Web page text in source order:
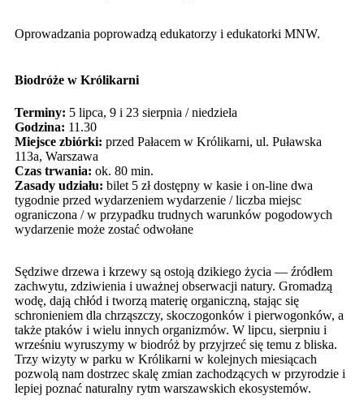
Oprowadzania poprowadzą edukatorzy i edukatorki MNW.
Biodróże w Królikarni
Terminy: 5 lipca, 9 i 23 sierpnia / niedziela
Godzina: 11.30
Miejsce zbiórki: przed Pałacem w Królikarni, ul. Puławska
113a, Warszawa
Czas trwania: ok. 80 min.
Zasady udziału: bilet 5 zł dostępny w kasie i on-line dwa
tygodnie przed wydarzeniem wydarzenie / liczba miejsc
ograniczona / w przypadku trudnych warunków pogodowych
wydarzenie może zostać odwołane
Sędziwe drzewa i krzewy są ostoją dzikiego życia — źródłem
zachwytu, zdziwienia i uważnej obserwacji natury. Gromadzą
wodę, dają chłód i tworzą materię organiczną, stając się
schronieniem dla chrząszczy, skoczogonków i pierwogonków, a
także ptaków i wielu innych organizmów. W lipcu, sierpniu i
wrześniu wyruszymy w biodróż by przyjrzeć się temu z bliska.
Trzy wizyty w parku w Królikarni w kolejnych miesiącach
pozwolą nam dostrzec skalę zmian zachodzących w przyrodzie i
lepiej poznać naturalny rytm warszawskich ekosystemów.